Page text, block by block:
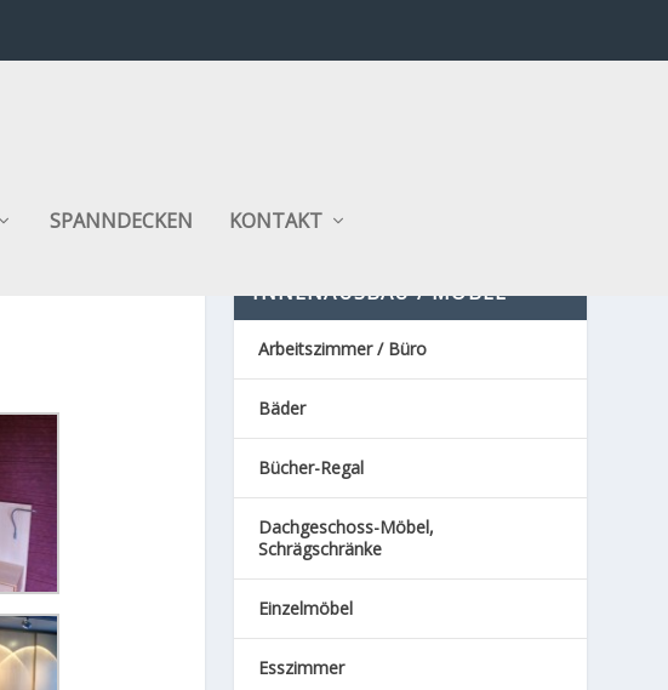
SPANNDECKEN KONTAKT
INNENAUSBAU / MÖBEL
Arbeitszimmer / Büro
Bäder
Bücher-Regal
Dachgeschoss-Möbel,
Schrägschränke
Einzelmöbel
Esszimmer